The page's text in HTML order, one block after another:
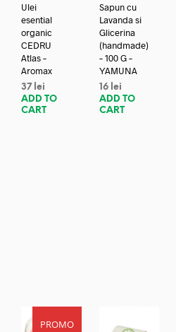
Ulei
esential
organic
CEDRU
Atlas –
Aromax
37 lei
ADD TO
CART
Sapun cu
Lavanda si
Glicerina
(handmade)
– 100 G –
YAMUNA
16 lei
ADD TO
CART
PROMO